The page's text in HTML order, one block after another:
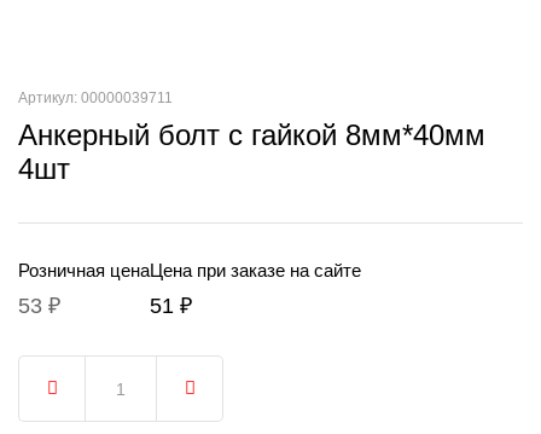
Артикул: 00000039711
Анкерный болт с гайкой 8мм*40мм
4шт
Розничная цена
53 ₽
Цена при заказе на сайте
51 ₽